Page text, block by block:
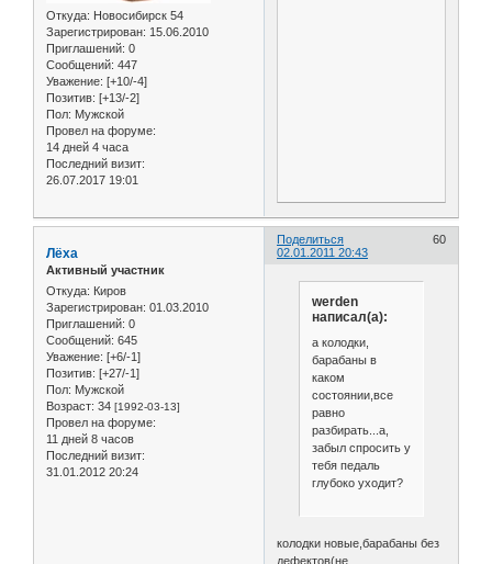
Откуда: Новосибирск 54
Зарегистрирован: 15.06.2010
Приглашений: 0
Сообщений: 447
Уважение: [+10/-4]
Позитив: [+13/-2]
Пол: Мужской
Провел на форуме:
14 дней 4 часа
Последний визит:
26.07.2017 19:01
Поделиться
60
02.01.2011 20:43
Лёха
Активный участник
Откуда: Киров
Зарегистрирован: 01.03.2010
Приглашений: 0
Сообщений: 645
Уважение: [+6/-1]
Позитив: [+27/-1]
Пол: Мужской
Возраст: 34 [1992-03-13]
Провел на форуме:
11 дней 8 часов
Последний визит:
31.01.2012 20:24
werden
написал(а):
а колодки,
барабаны в
каком
состоянии,все
равно
разбирать...а,
забыл спросить у
тебя педаль
глубоко уходит?
колодки новые,барабаны без
дефектов(не